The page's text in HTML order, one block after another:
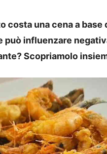
costa una cena a
può influenzare
Scopriamolo